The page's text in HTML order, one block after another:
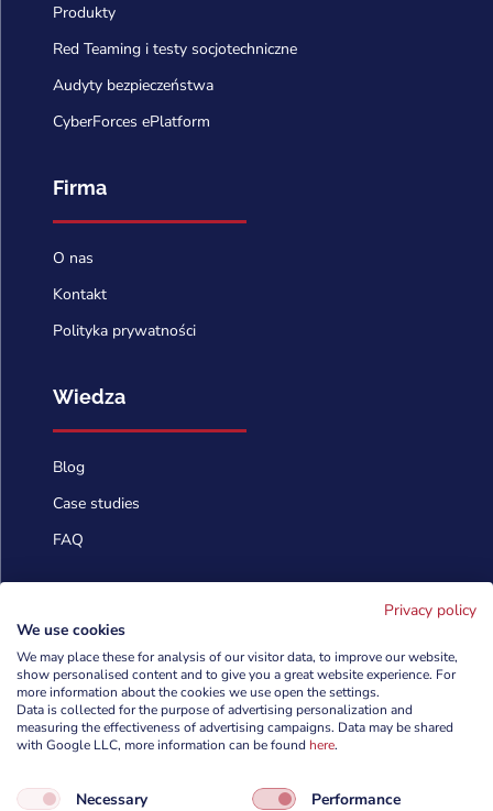
Produkty
Red Teaming i testy socjotechniczne
Audyty bezpieczeństwa
CyberForces ePlatform
Firma
O nas
Kontakt
Polityka prywatności
Wiedza
Blog
Case studies
FAQ
 info@cyberforces.com
 +48 505 372 810
Privacy policy
We use cookies
We may place these for analysis of our visitor data, to improve our website,
show personalised content and to give you a great website experience. For
more information about the cookies we use open the settings.
Data is collected for the purpose of advertising personalization and
measuring the effectiveness of advertising campaigns. Data may be shared
with Google LLC, more information can be found here.
Necessary Performance